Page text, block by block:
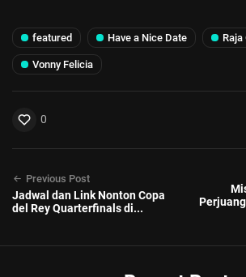
featured Have a Nice Date
Vonny Felicia
0
Previous Post
Jadwal dan Link Nonton Copa
del Rey Quarterfinals di...